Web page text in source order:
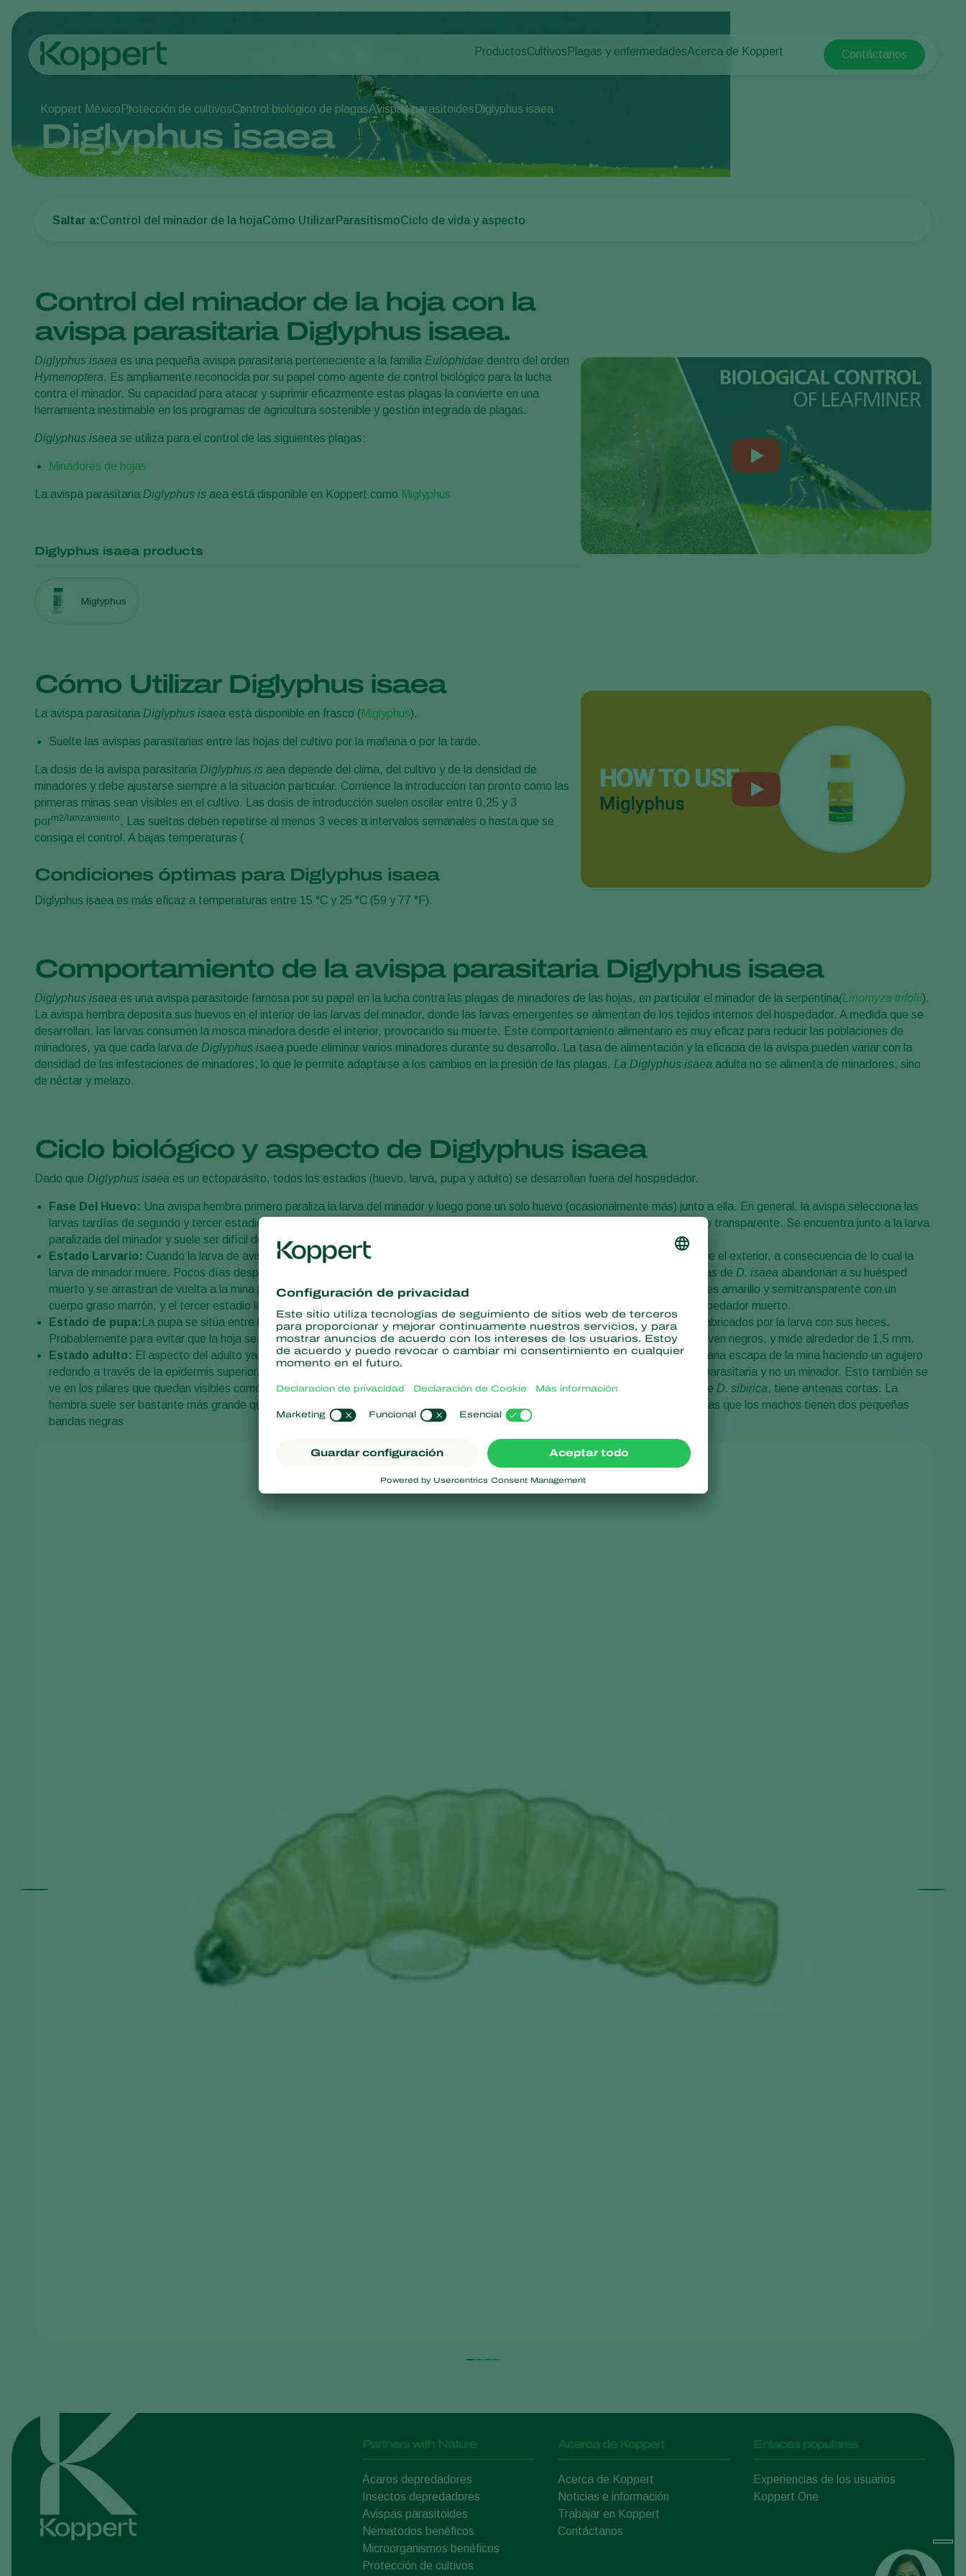
Productos
Control de enfermedades
Aplicación
Cultivos
Plantas ornamentales
Plagas y enfermedadesAcerca de Koppert
Koppert Global
India
Kenya
Korea
Mexico
Netherlands
Switzerland
USA
United Kingdom
Contáctanos
Koppert México Protección de cultivosControl biológico de plagasAvispas parasitoides Diglyphus isaea
Diglyphus isaea
Saltar a:Control del minador de la hojaCómo UtilizarParasitismoCiclo de vida y aspecto
Control del minador de la hoja con la
avispa parasitaria Diglyphus isaea.
Diglyphus isaea es una pequeña avispa parasitaria perteneciente a la familia Eulophidae dentro del orden
Hymenoptera. Es ampliamente reconocida por su papel como agente de control biológico para la lucha
contra el minador. Su capacidad para atacar y suprimir eficazmente estas plagas la convierte en una
herramienta inestimable en los programas de agricultura sostenible y gestión integrada de plagas.
Diglyphus isaea se utiliza para el control de las siguientes plagas:
Minadores de hojas
La avispa parasitaria Diglyphus is aea está disponible en Koppert como Miglyphus
Diglyphus isaea products
Miglyphus
Cómo Utilizar Diglyphus isaea
La avispa parasitaria Diglyphus isaea está disponible en frasco (Miglyphus).
Suelte las avispas parasitarias entre las hojas del cultivo por la mañana o por la tarde.
La dosis de la avispa parasitaria Diglyphus is aea depende del clima, del cultivo y de la densidad de
minadores y debe ajustarse siempre a la situación particular. Comience la introducción tan pronto como las
primeras minas sean visibles en el cultivo. Las dosis de introducción suelen oscilar entre 0,25 y 3
porm2/lanzamiento . Las sueltas deben repetirse al menos 3 veces a intervalos semanales o hasta que se
consiga el control. A bajas temperaturas (
Condiciones óptimas para Diglyphus isaea
Diglyphus isaea es más eficaz a temperaturas entre 15 °C y 25 °C (59 y 77 °F).
Comportamiento de la avispa parasitaria Diglyphus isaea
Diglyphus isaea es una avispa parasitoide famosa por su papel en la lucha contra las plagas de minadores de las hojas, en particular el minador de la serpentina(Liriomyza trifolii).
La avispa hembra deposita sus huevos en el interior de las larvas del minador, donde las larvas emergentes se alimentan de los tejidos internos del hospedador. A medida que se
desarrollan, las larvas consumen la mosca minadora desde el interior, provocando su muerte. Este comportamiento alimentario es muy eficaz para reducir las poblaciones de
minadores, ya que cada larva de Diglyphus isaea puede eliminar varios minadores durante su desarrollo. La tasa de alimentación y la eficacia de la avispa pueden variar con la
densidad de las infestaciones de minadores, lo que le permite adaptarse a los cambios en la presión de las plagas. La Diglyphus isaea adulta no se alimenta de minadores, sino
de néctar y melazo.
Ciclo biológico y aspecto de Diglyphus isaea
Dado que Diglyphus isaea es un ectoparásito, todos los estadios (huevo, larva, pupa y adulto) se desarrollan fuera del hospedador.
Fase Del Huevo: Una avispa hembra primero paraliza la larva del minador y luego pone un solo huevo (ocasionalmente más) junto a ella. En general, la avispa selecciona las
larvas tardías de segundo y tercer estadio para parasitarlas. El huevo tiene forma alargada, mide 0,3 x 0,1 mm y es de color blanco transparente. Se encuentra junto a la larva
paralizada del minador y suele ser difícil de detectar.
Estado Larvario: Cuando la larva de avispa parasitaria eclosiona, permanece junto a su hospedador, lo perfora y lo succiona desde el exterior, a consecuencia de lo cual la
larva de minador muere. Pocos días después de ser parasitada, la larva de minador se vuelve flácida y marrón. Las larvas más viejas de D. isaea abandonan a su huésped
muerto y se arrastran de vuelta a la mina para pupar. Hay tres estadios larvarios: el primero es incoloro y transparente, el segundo es amarillo y semitransparente con un
cuerpo graso marrón, y el tercer estadio larvario es verde azulado. La larva adulta suele pupar en la mina, a cierta distancia del hospedador muerto.
Estado de pupa:
La pupa se sitúa entre las epidermis superior e inferior de la hoja, que se mantienen separadas por seis pilares, fabricados por la larva con sus heces.
Probablemente para evitar que la hoja se hunda si se seca. Al principio, la pupa es verde, con ojos rojos que posteriormente se vuelven negros, y mide alrededor de 1,5 mm.
Estado adulto: El aspecto del adulto ya es claramente visible. Las pupas suelen ser visibles a través de la hoja. La avispa parasitaria escapa de la mina haciendo un agujero
redondo a través de la epidermis superior. Estos agujeros redondos son la prueba de que de la mina de hojas ha salido una avispa parasitaria y no un minador. Esto también se
ve en los pilares que quedan visibles como manchas negras en la hoja. El adulto es de color verde metálico a negro y, a diferencia de D. sibirica, tiene antenas cortas. La
hembra suele ser bastante más grande que el macho y puede reconocerse por una ancha franja negra sobre la pata trasera, mientras que los machos tienen dos pequeñas
bandas negras
Partners with Nature
Ácaros depredadores
Insectos depredadores
Avispas parasitoides
Nematodos benéficos
Microorganismos benéficos
Protección de cultivos
Acerca de Koppert
Acerca de Koppert
Noticias e información
Trabajar en Koppert
Contáctanos
Enlaces populares
Experiencias de los usuarios
Koppert One